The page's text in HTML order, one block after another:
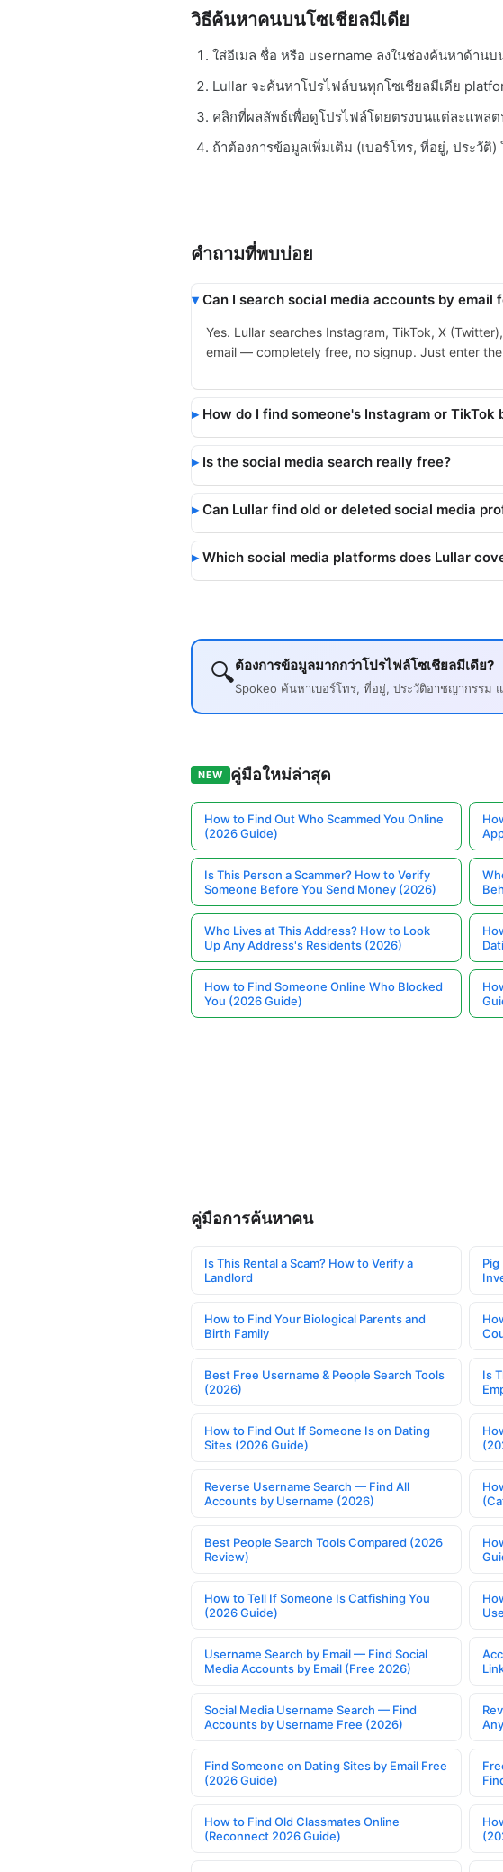
วิธีค้นหาคนบนโซเชียลมีเดีย
ใส่อีเมล ชื่อ หรือ username ลงในช่องค้นหาด้านบ
Lullar จะค้นหาโปรไฟล์บนทุกโซเชียลมีเดีย
คลิกที่ผลลัพธ์เพื่อดูโปรไฟล์โดยตรงบนแต่ละแพล
ถ้าต้องการข้อมูลเพิ่มเติม (เบอร์โทร, ที่อยู่, ประวัติ)
คำถามที่พบบ่อย
Can I search social media accounts by email
Yes. Lullar searches Instagram, TikTok, X
email — completely free, no signup. Just enter
How do I find someone's Instagram or TikTok
Is the social media search really free?
Can Lullar find old or deleted social media
Which social media platforms does Lullar
🔍ต้องการข้อมูลมากกว่าโปรไฟล์โซเชียลมีเดีย?
Spokeo ค้นหาเบอร์โทร, ที่อยู่, ประวัติอาชญากรรม
NEW คู่มือใหม่ล่าสุด
How to Find Out Who Scammed You Online
(2026 Guide)
Is This Person a Scammer? How to Verify
Someone Before You Send Money (2026)
Who Lives at This Address? How to Look
Up Any Address's Residents (2026)
How to Find Someone Online Who Blocked
You (2026 Guide)
คู่มือการค้นหาคน
Is This Rental a Scam? How to Verify a
Landlord
How to Find Your Biological Parents and
Birth Family
Best Free Username & People Search Tools
(2026)
Is
How to Find Out If Someone Is on Dating
Sites (2026 Guide)
Reverse Username Search — Find All
Accounts by Username (2026)
Best People Search Tools Compared (2026
Review)
How to Tell If Someone Is Catfishing You
(2026 Guide)
Username Search by Email — Find Social
Media Accounts by Email (Free 2026)
Social Media Username Search — Find
Accounts by Username Free (2026)
Find Someone on Dating Sites by Email Free
(2026 Guide)
How to Find Old Classmates Online
(Reconnect 2026 Guide)